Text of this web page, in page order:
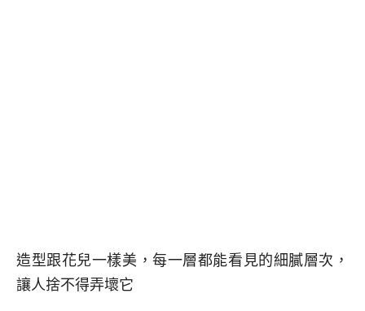
造型跟花兒一樣美，每一層都能看見的細膩層次，
讓人捨不得弄壞它